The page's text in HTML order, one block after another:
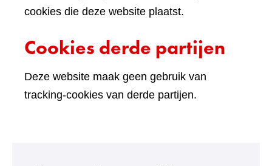
cookies die deze website plaatst.
Cookies derde partijen
Deze website maak geen gebruik van
tracking-cookies van derde partijen.